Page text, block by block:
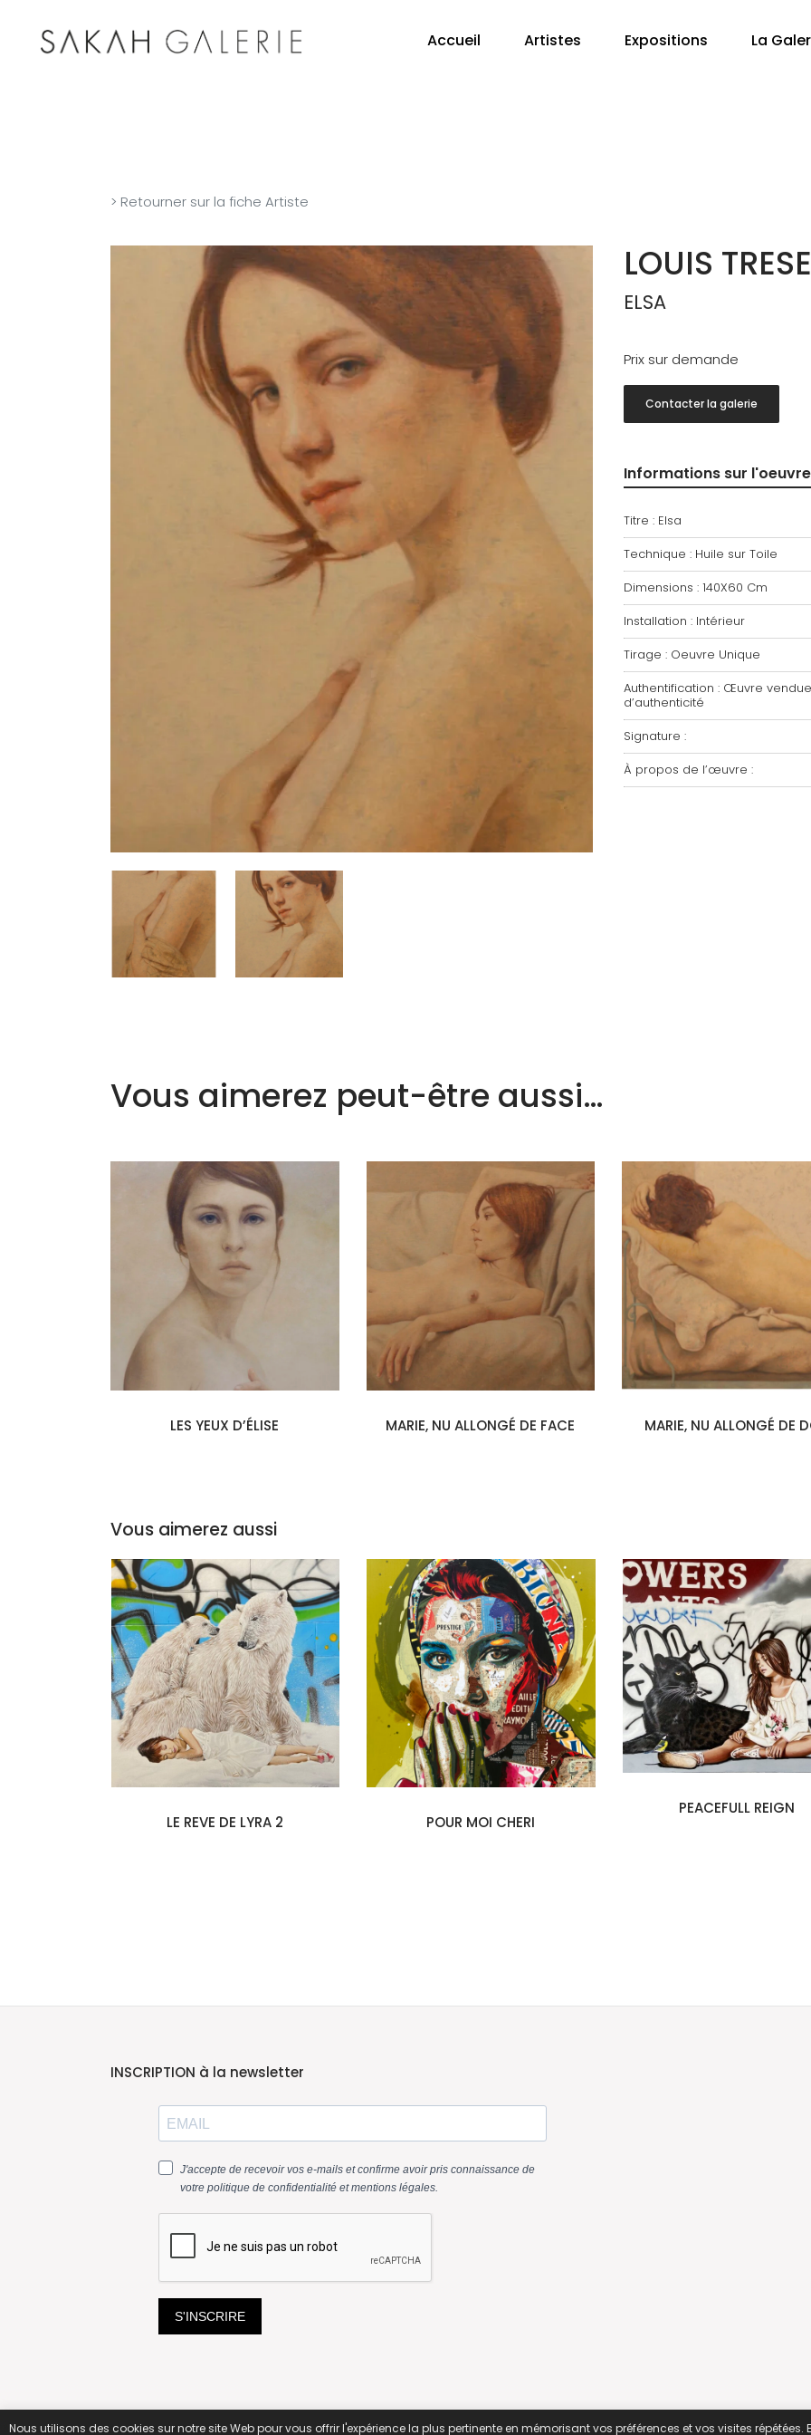
Accueil Artistes Expositions La
> Retourner sur la fiche Artiste
LOUIS
ELSA
Prix sur demande
Contacter la galerie
Informations sur l'oeuvre
Titre : Elsa
Technique : Huile sur Toile
Dimensions : 140X60 Cm
Installation : Intérieur
Tirage : Oeuvre Unique
Authentification : Œuvre
d’authenticité
Signature :
À propos de l’œuvre :
Vous aimerez peut-être aussi…
LES YEUX D’ÉLISE MARIE, NU ALLONGÉ DE FACE MARIE, NU ALLONGÉ DE
Vous aimerez aussi
LE REVE DE LYRA 2 POUR MOI CHERI
PEACEFULL REIGN
INSCRIPTION à la newsletter
Nous utilisons des cookies sur notre site Web pour vous offrir l'expérience la plus pertinente en mémorisant vos préférences et vos visites répétées.